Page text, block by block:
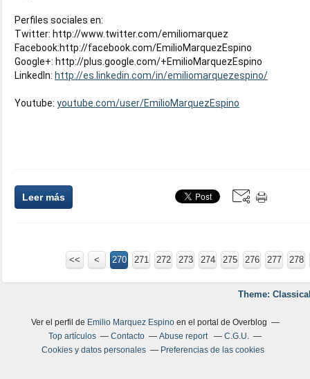
Perfiles sociales en:
Twitter: http://www.twitter.com/emiliomarquez
Facebook:http://facebook.com/EmilioMarquezEspino
Google+: http://plus.google.com/+EmilioMarquezEspino
LinkedIn: http://es.linkedin.com/in/emiliomarquezespino/
Youtube: youtube.com/user/EmilioMarquezEspino
Leer más
<< < 200
210
220
230
240
250
260
270 271 272 273 274 275 276 277 278
Theme:
Ver el perfil de Emilio Marquez Espinoen el portal de Overblog
Top artículos
Contacto Abuse report
C.G.U.
Cookies y datos personales
Preferencias de las cookies